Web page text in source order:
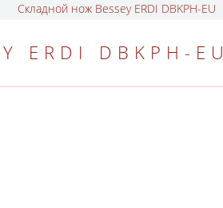
Складной нож Bessey ERDI DBKPH-EU
DBKPH-EU